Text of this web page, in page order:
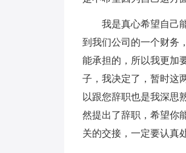
我是真心希望自己能
到我们公司的一个财务
能承担的，所以我更加
子，我决定了，暂时这
以跟您辞职也是我深思
然提出了辞职，希望你
关的交接，一定要认真